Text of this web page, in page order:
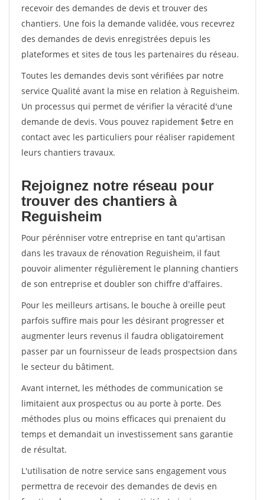
recevoir des demandes de devis et trouver des
chantiers. Une fois la demande validée, vous recevrez
des demandes de devis enregistrées depuis les
plateformes et sites de tous les partenaires du réseau.
Toutes les demandes devis sont vérifiées par notre
service Qualité avant la mise en relation à Reguisheim.
Un processus qui permet de vérifier la véracité d'une
demande de devis. Vous pouvez rapidement $etre en
contact avec les particuliers pour réaliser rapidement
leurs chantiers travaux.
Rejoignez notre réseau pour
trouver des chantiers à
Reguisheim
Pour pérénniser votre entreprise en tant qu'artisan
dans les travaux de rénovation Reguisheim, il faut
pouvoir alimenter régulièrement le planning chantiers
de son entreprise et doubler son chiffre d'affaires.
Pour les meilleurs artisans, le bouche à oreille peut
parfois suffire mais pour les désirant progresser et
augmenter leurs revenus il faudra obligatoirement
passer par un fournisseur de leads prospectsion dans
le secteur du bâtiment.
Avant internet, les méthodes de communication se
limitaient aux prospectus ou au porte à porte. Des
méthodes plus ou moins efficaces qui prenaient du
temps et demandait un investissement sans garantie
de résultat.
L'utilisation de notre service sans engagement vous
permettra de recevoir des demandes de devis en